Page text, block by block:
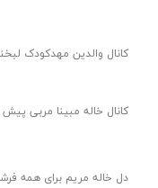
کانال والدین مهدکودک
کانال خاله مبینا مربی
دل خاله مریم برای همه